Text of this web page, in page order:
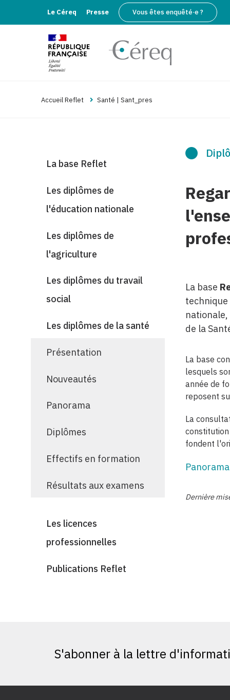
Le Céreq Presse Vous êtes enquêté·e ?
Accueil Reflet Santé | Sant_pres
La base Reflet
Les diplômes de
l'éducation nationale
Les diplômes de
l'agriculture
Les diplômes du travail
social
Les diplômes de la santé
Présentation
Nouveautés
Panorama
Diplômes
Effectifs en formation
Résultats aux examens
Les licences
professionnelles
Publications Reflet
La base
de la
La base
lesquels
année de
reposent
La
fondent
Dernière
S'abonner à la lettre